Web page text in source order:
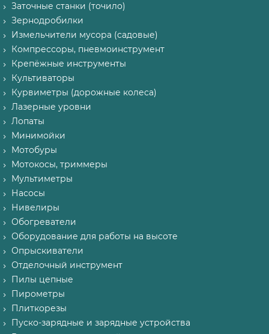
Заточные станки (точило)
Зернодробилки
Измельчители мусора (садовые)
Компрессоры, пневмоинструмент
Крепёжные инструменты
Культиваторы
Курвиметры (дорожные колеса)
Лазерные уровни
Лопаты
Минимойки
Мотобуры
Мотокосы, триммеры
Мультиметры
Насосы
Нивелиры
Обогреватели
Оборудование для работы на высоте
Опрыскиватели
Отделочный инструмент
Пилы цепные
Пирометры
Плиткорезы
Пуско-зарядные и зарядные устройства